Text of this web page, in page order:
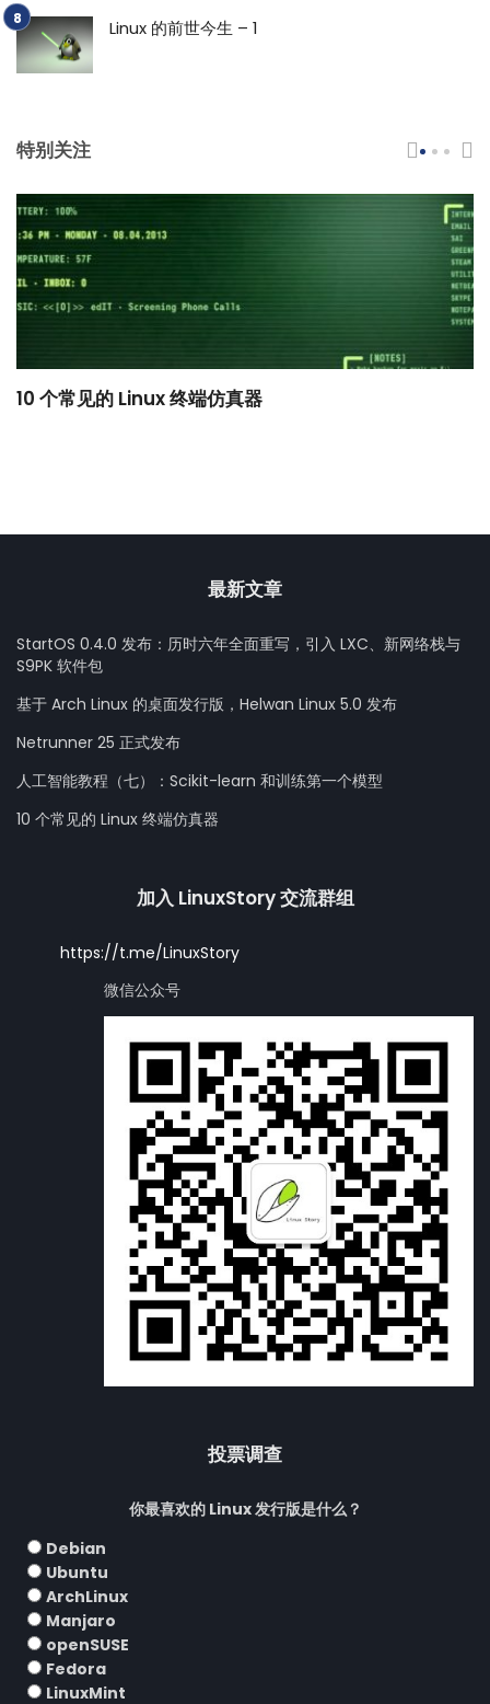
Linux 的前世今生 – 1
特别关注
10 个常见的 Linux 终端仿真器
最新文章
StartOS 0.4.0 发布：历时六年全面重写，引入 LXC、新网络栈与
S9PK 软件包
基于 Arch Linux 的桌面发行版，Helwan Linux 5.0 发布
Netrunner 25 正式发布
人工智能教程（七）：Scikit-learn 和训练第一个模型
10 个常见的 Linux 终端仿真器
加入 LinuxStory 交流群组
https://t.me/LinuxStory
微信公众号
投票调查
你最喜欢的 Linux 发行版是什么？
Debian
Ubuntu
ArchLinux
Manjaro
openSUSE
Fedora
LinuxMint